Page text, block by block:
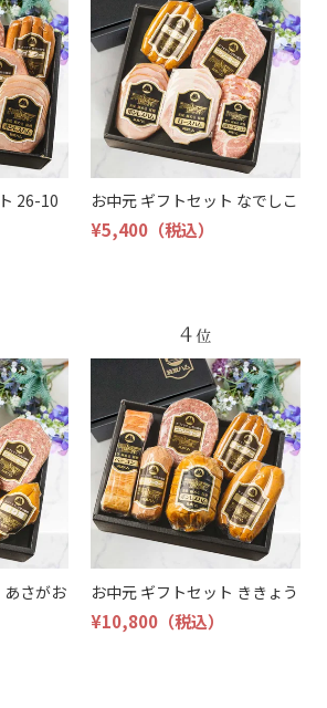
26-10 お中元 ギフトセット なでしこ
¥5,400 （税込）
あさがお お中元 ギフトセット ききょう
¥10,800 （税込）